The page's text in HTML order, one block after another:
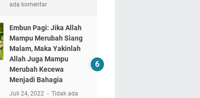
ada komentar
Embun Pagi: Jika Allah
Mampu Merubah Siang
Malam, Maka Yakinlah
Allah Juga Mampu
Merubah Kecewa
Menjadi Bahagia
Juli 24, 2022
Tidak ada